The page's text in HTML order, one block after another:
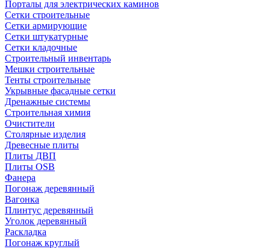
Порталы для электрических каминов
Сетки строительные
Сетки армирующие
Сетки штукатурные
Сетки кладочные
Строительный инвентарь
Мешки строительные
Тенты строительные
Укрывные фасадные сетки
Дренажные системы
Строительная химия
Очистители
Столярные изделия
Древесные плиты
Плиты ДВП
Плиты OSB
Фанера
Погонаж деревянный
Вагонка
Плинтус деревянный
Уголок деревянный
Раскладка
Погонаж круглый